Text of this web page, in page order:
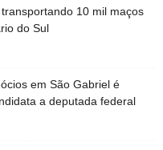
10 mil maços
do Sul
em São Gabriel é
a deputada federal